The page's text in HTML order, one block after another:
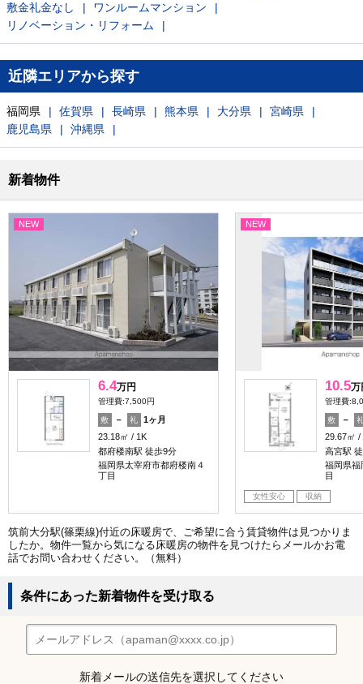
敷金礼金なし
ワンルームマンション
リノベーション・リフォーム
近隣エリアから探す
福岡県 佐賀県 長崎県 熊本県 大分県
宮崎県
鹿児島県
沖縄県
新着物件
NEW
6.4万円
管理費:7,500円
敷 － 礼
1ヶ月
23.18㎡
1K
都府楼南駅 徒歩9分
福岡県太宰府市都府楼南４
丁目
NEW
10.5万
管理費
敷 －
29.67㎡
高宮駅
福岡県福
目
女性安心 収納
筑前大分駅(篠栗線)付近の床暖房で、ご希望に合う賃貸物件は見つかりま
したか。物件一覧から気になる床暖房の物件を見つけたらメールかお電
話でお問い合わせください。（無料）
条件にあった新着物件を受け取る
新着メールの送信先を選択してください